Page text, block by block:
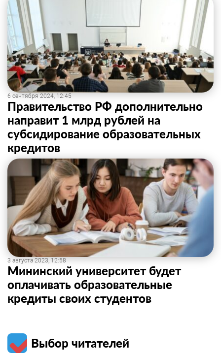
6 сентября 2024, 12:45
Правительство РФ дополнительно
направит 1 млрд рублей на
субсидирование образовательных
кредитов
3 августа 2023, 12:58
Мининский университет будет
оплачивать образовательные
кредиты своих студентов
Выбор читателей